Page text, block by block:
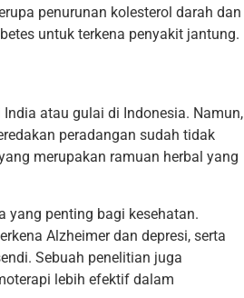
penurunan kolesterol darah dan
untuk terkena penyakit jantung.
atau gulai di Indonesia. Namun,
peradangan sudah tidak
merupakan ramuan herbal yang
yang penting bagi kesehatan.
Alzheimer dan depresi, serta
Sebuah penelitian juga
lebih efektif dalam